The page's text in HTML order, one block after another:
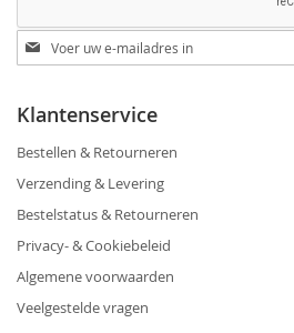
Blijf
op
hoogte
Klantenservice
Bestellen & Retourneren
Verzending & Levering
Bestelstatus & Retourneren
Privacy- & Cookiebeleid
Algemene voorwaarden
Veelgestelde vragen